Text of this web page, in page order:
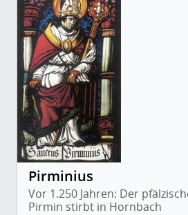
Pirminius
Vor 1.250 Jahren: Der
Pirmin stirbt in Hornbach